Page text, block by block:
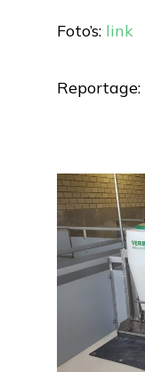
Foto’s: link
Reportage: